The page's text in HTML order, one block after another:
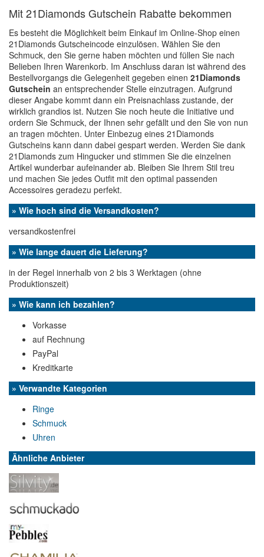
Mit 21Diamonds Gutschein Rabatte bekommen
Es besteht die Möglichkeit beim Einkauf im Online-Shop einen
21Diamonds Gutscheincode einzulösen. Wählen Sie den
Schmuck, den Sie gerne haben möchten und füllen Sie nach
Belieben Ihren Warenkorb. Im Anschluss daran ist während des
Bestellvorgangs die Gelegenheit gegeben einen 21Diamonds
Gutschein an entsprechender Stelle einzutragen. Aufgrund
dieser Angabe kommt dann ein Preisnachlass zustande, der
wirklich grandios ist. Nutzen Sie noch heute die Initiative und
ordern Sie Schmuck, der Ihnen sehr gefällt und den Sie von nun
an tragen möchten. Unter Einbezug eines 21Diamonds
Gutscheins kann dann dabei gespart werden. Werden Sie dank
21Diamonds zum Hingucker und stimmen Sie die einzelnen
Artikel wunderbar aufeinander ab. Bleiben Sie Ihrem Stil treu
und machen Sie jedes Outfit mit den optimal passenden
Accessoires geradezu perfekt.
» Wie hoch sind die Versandkosten?
versandkostenfrei
» Wie lange dauert die Lieferung?
in der Regel innerhalb von 2 bis 3 Werktagen (ohne
Produktionszeit)
» Wie kann ich bezahlen?
Vorkasse
auf Rechnung
PayPal
Kreditkarte
» Verwandte Kategorien
Ringe
Schmuck
Uhren
Ähnliche Anbieter